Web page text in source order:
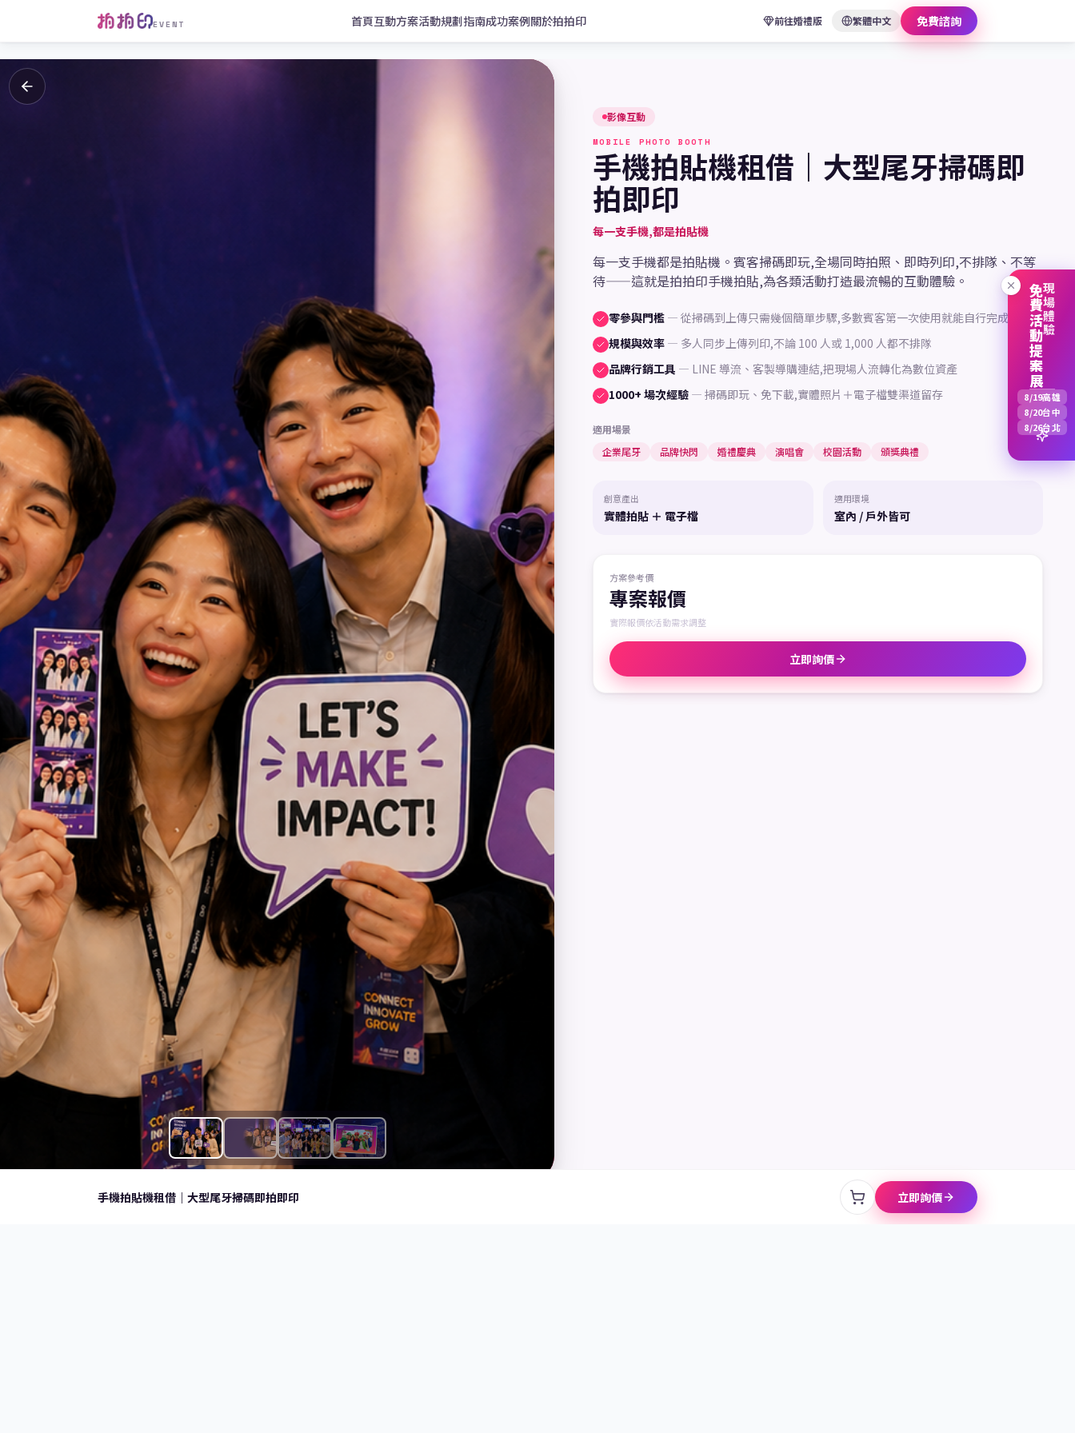
EVENT 首頁互動方案活動規劃指南成功案例關於拍拍印 前往婚禮版 繁體中文 免費諮詢
影像互動
MOBILE PHOTO BOOTH
手機拍貼機租借｜大型尾牙掃碼即
拍即印
每一支手機,都是拍貼機
每一支手機都是拍貼機。賓客掃碼即玩,全場同時拍照、即時列印,不排隊、不等
待——這就是拍拍印手機拍貼,為各類活動打造最流暢的互動體驗。
零參與門檻 —從掃碼到上傳只需幾個簡單步驟,多數賓客第一次使用就能自行完成
規模與效率 — 多人同步上傳列印,不論 100 人或 1,000 人都不排隊
品牌行銷工具 — LINE 導流、客製導購連結,把現場人流轉化為數位資產
1000+ 場次經驗 —掃碼即玩、免下載,實體照片＋電子檔雙渠道留存
適用場景
企業尾牙
品牌快閃 婚禮慶典 演唱會 校園活動 頒獎典禮
創意產出
實體拍貼 ＋ 電子檔
適用環境
室內 / 戶外皆可
方案參考價
專案報價
實際報價依活動需求調整
立即詢價
手機拍貼機租借｜大型尾牙掃碼即拍即印 立即詢價 LINE 線上諮詢
免費活動提案展現場體驗
8/19高雄
8/20台中
8/26台北